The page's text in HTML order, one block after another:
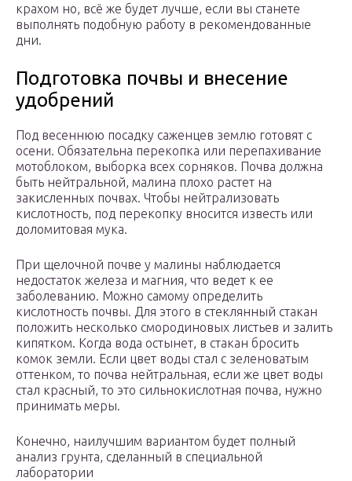
крахом но, всё же будет лучше, если вы станете
выполнять подобную работу в рекомендованные
дни.
Подготовка почвы и внесение
удобрений
Под весеннюю посадку саженцев землю готовят с
осени. Обязательна перекопка или перепахивание
мотоблоком, выборка всех сорняков. Почва должна
быть нейтральной, малина плохо растет на
закисленных почвах. Чтобы нейтрализовать
кислотность, под перекопку вносится известь или
доломитовая мука.
При щелочной почве у малины наблюдается
недостаток железа и магния, что ведет к ее
заболеванию. Можно самому определить
кислотность почвы. Для этого в стеклянный стакан
положить несколько смородиновых листьев и залить
кипятком. Когда вода остынет, в стакан бросить
комок земли. Если цвет воды стал с зеленоватым
оттенком, то почва нейтральная, если же цвет воды
стал красный, то это сильнокислотная почва, нужно
принимать меры.
Конечно, наилучшим вариантом будет полный
анализ грунта, сделанный в специальной
лаборатории